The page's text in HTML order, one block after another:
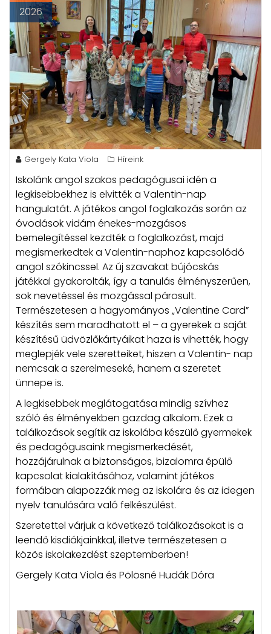
2026
Gergely Kata Viola Híreink
Iskolánk angol szakos pedagógusai idén a
legkisebbekhez is elvitték a Valentin-nap
hangulatát. A játékos angol foglalkozás során az
óvodások vidám énekes-mozgásos
bemelegítéssel kezdték a foglalkozást, majd
megismerkedtek a Valentin-naphoz kapcsolódó
angol szókincssel. Az új szavakat bújócskás
játékkal gyakorolták, így a tanulás élményszerűen,
sok nevetéssel és mozgással párosult.
Természetesen a hagyományos „Valentine Card”
készítés sem maradhatott el – a gyerekek a saját
készítésű üdvözlőkártyáikat haza is vihették, hogy
meglepjék vele szeretteiket, hiszen a Valentin- nap
nemcsak a szerelmeseké, hanem a szeretet
ünnepe is.
A legkisebbek meglátogatása mindig szívhez
szóló és élményekben gazdag alkalom. Ezek a
találkozások segítik az iskolába készülő gyermekek
és pedagógusaink megismerkedését,
hozzájárulnak a biztonságos, bizalomra épülő
kapcsolat kialakításához, valamint játékos
formában alapozzák meg az iskolára és az idegen
nyelv tanulására való felkészülést.
Szeretettel várjuk a következő találkozásokat is a
leendő kisdiákjainkkal, illetve természetesen a
közös iskolakezdést szeptemberben!
Gergely Kata Viola és Pölösné Hudák Dóra